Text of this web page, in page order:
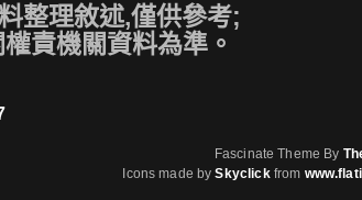
整理敘述,僅供參考;
責機關資料為準。
Fascinate Theme By
Icons made bySkyclickfrom